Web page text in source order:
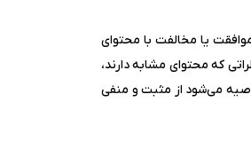
یا مخالفت با محتوای
که محتوای مشابه دارند،
توصیه می‌شود از مثبت و منفی